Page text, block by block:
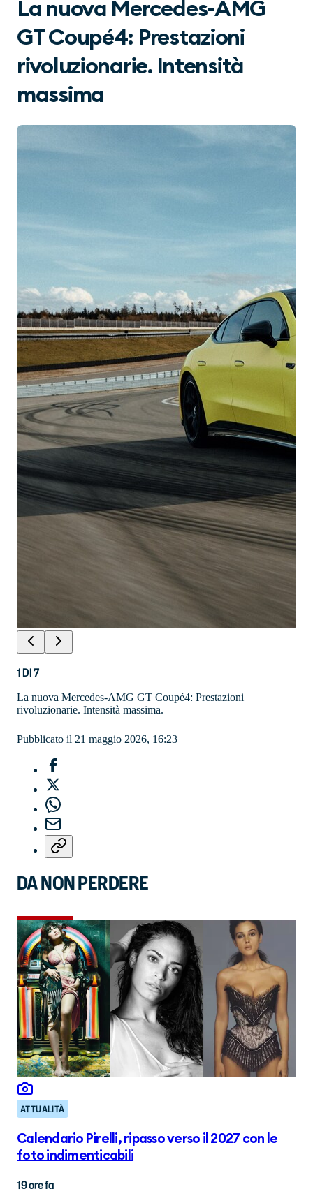
La nuova Mercedes-AMG
GT Coupé4: Prestazioni
rivoluzionarie. Intensità
massima
1DI7
La nuova Mercedes-AMG GT Coupé4: Prestazioni
rivoluzionarie. Intensità massima.
Pubblicato il 21 maggio 2026, 16:23
DA NON PERDERE
ATTUALITÀ
Calendario Pirelli, ripasso verso il 2027 con le
foto indimenticabili
19 ore fa